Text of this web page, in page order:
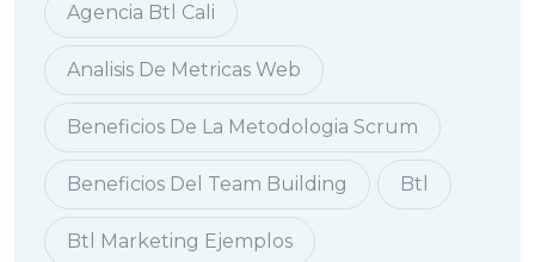
Agencia Btl Cali
Analisis De Metricas Web
Beneficios De La Metodologia Scrum
Beneficios Del Team Building Btl
Btl Marketing Ejemplos